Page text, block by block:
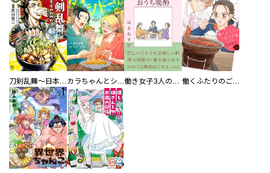
刀剣乱舞～日本号つれづれ酒～ カラちゃんとシトーさんと、 【分冊版】 働き女子3人のおうち晩酌 働くふたりのごほうび飯